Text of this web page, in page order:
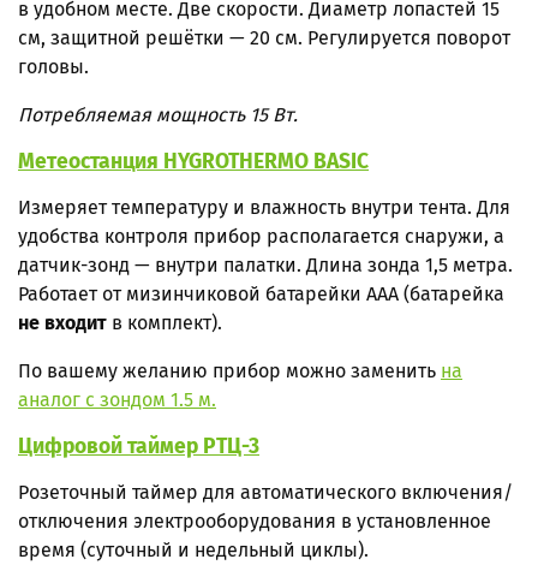
в удобном месте. Две скорости. Диаметр лопастей 15
см, защитной решётки — 20 см. Регулируется поворот
головы.
Потребляемая мощность 15 Вт.
Метеостанция HYGROTHERMO BASIC
Измеряет температуру и влажность внутри тента. Для
удобства контроля прибор располагается снаружи, а
датчик-зонд — внутри палатки. Длина зонда 1,5 метра.
Работает от мизинчиковой батарейки ААА (батарейка
не входит в комплект).
По вашему желанию прибор можно заменить на
аналог с зондом 1.5 м.
Цифровой таймер РТЦ-3
Розеточный таймер для автоматического включения/
отключения электрооборудования в установленное
время (суточный и недельный циклы).